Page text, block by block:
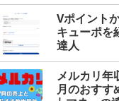
Vポイント
キューポを
達人
メルカリ年
月のおす